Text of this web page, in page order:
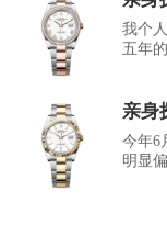
我个
五年
亲身
今年6
明显